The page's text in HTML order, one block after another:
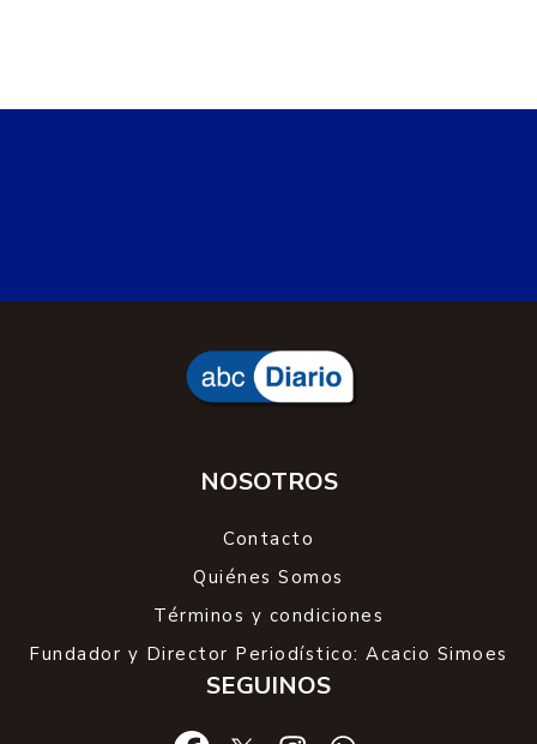
NOSOTROS
Contacto
Quiénes Somos
Términos y condiciones
Fundador y Director Periodístico: Acacio Simoes
SEGUINOS